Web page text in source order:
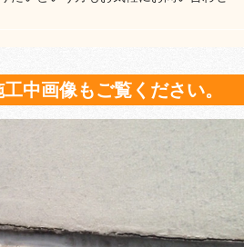
中画像もご覧ください。